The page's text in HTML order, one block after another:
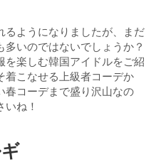
るようになりましたが、まだ
いのではないでしょうか？
を楽しむ韓国アイドルをご紹
着こなせる上級者コーデか
春コーデまで盛り沢山なの
ね！